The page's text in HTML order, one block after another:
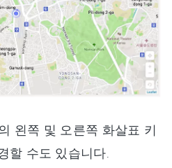
왼쪽 및 오른쪽 화살표 키
할 수도 있습니다.